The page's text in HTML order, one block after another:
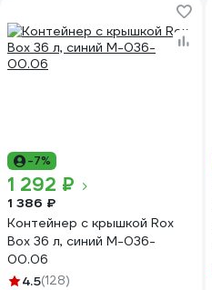
-7%
1 292 ₽
1 386 ₽
Контейнер с крышкой Rox
Box 36 л, синий M-036-
00.06
4.5(128)